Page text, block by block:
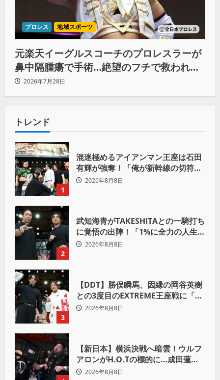
プロレス 地域スポーツ
元楽天イーグルスコーチのプロレスラーが
鼻中隔腫瘍で手術…絶望のフチで救われた
リーダーの言葉
2026年7月28日
トレンド
1
混迷極めるアイアンマン王座は石田
有輝が強奪！「俺が新幹線の切符を
手に入れるからな！逃げ切るぞ」
2026年8月8日
2
武知海青がTAKESHITAとの一騎打ち
に覚悟の出陣！「1%に全力の人生を
かけて勝ちにいきたい」
2026年8月8日
3
【DDT】勝俣瞬馬、因縁の岡谷英樹
との3度目のEXTREME王座戦に「僕
が本当の岡谷英樹を引き出して獲り
2026年8月8日
【新日本】横浜決戦へ暗雲！ウルフ
アロンがH.O.Tの標的に…成田蓮へ
「シュウマイにしてやる」と怒り爆
2026年8月8日